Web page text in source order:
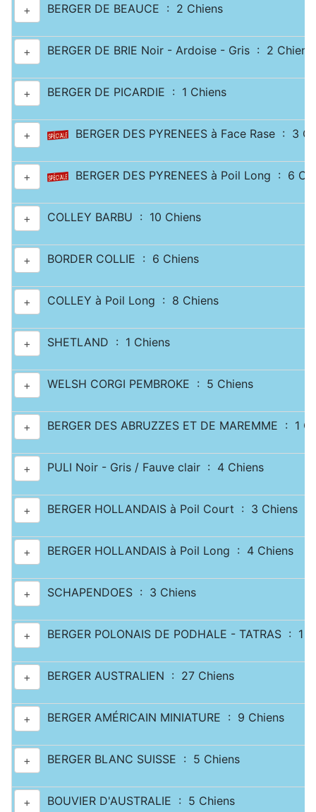
+ BERGER DE BEAUCE : 2 Chiens
+ BERGER DE BRIE Noir - Ardoise - Gris : 2 Chiens
+ BERGER DE PICARDIE : 1 Chiens
+ BERGER DES PYRENEES à Face Rase : 3
+ BERGER DES PYRENEES à Poil Long : 6
+ COLLEY BARBU : 10 Chiens
+ BORDER COLLIE : 6 Chiens
+ COLLEY à Poil Long : 8 Chiens
+ SHETLAND : 1 Chiens
+ WELSH CORGI PEMBROKE : 5 Chiens
+ BERGER DES ABRUZZES ET DE MAREMME : 1
+ PULI Noir - Gris / Fauve clair : 4 Chiens
+ BERGER HOLLANDAIS à Poil Court : 3 Chiens
+ BERGER HOLLANDAIS à Poil Long : 4 Chiens
+ SCHAPENDOES : 3 Chiens
+ BERGER POLONAIS DE PODHALE - TATRAS : 1
+ BERGER AUSTRALIEN : 27 Chiens
+ BERGER AMÉRICAIN MINIATURE : 9 Chiens
+ BERGER BLANC SUISSE : 5 Chiens
+ BOUVIER D'AUSTRALIE : 5 Chiens